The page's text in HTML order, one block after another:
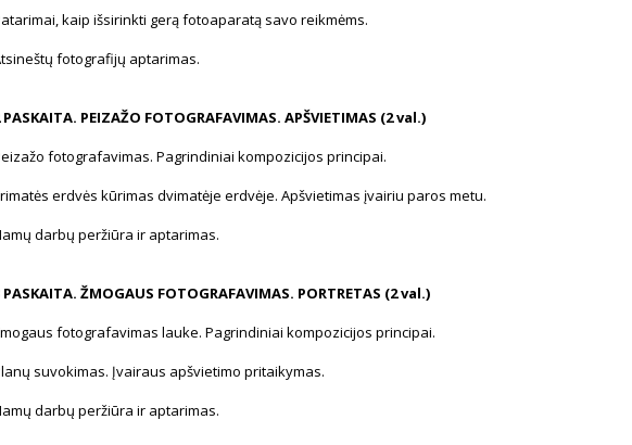
kaip išsirinkti gerą fotoaparatą savo reikmėms.
fotografijų aptarimas.
PASKAITA. PEIZAŽO FOTOGRAFAVIMAS. APŠVIETIMAS (2 val.)
fotografavimas. Pagrindiniai kompozicijos principai.
erdvės kūrimas dvimatėje erdvėje. Apšvietimas įvairiu paros metu.
darbų peržiūra ir aptarimas.
PASKAITA. ŽMOGAUS FOTOGRAFAVIMAS. PORTRETAS (2 val.)
fotografavimas lauke. Pagrindiniai kompozicijos principai.
suvokimas. Įvairaus apšvietimo pritaikymas.
darbų peržiūra ir aptarimas.